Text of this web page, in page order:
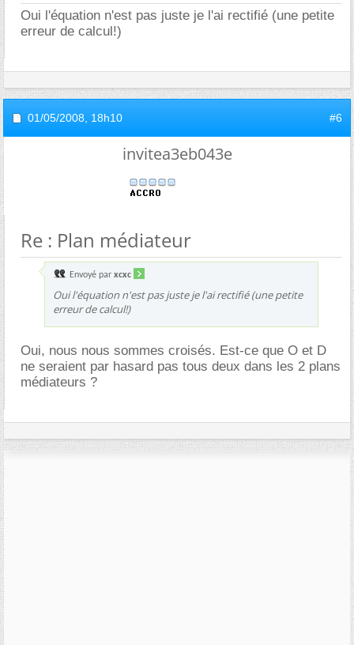
Oui l'équation n'est pas juste je l'ai rectifié (une petite
erreur de calcul!)
01/05/2008, 18h10 #6
invitea3eb043e
Re : Plan médiateur
Envoyé par xcxc
Oui l'équation n'est pas juste je l'ai rectifié (une petite
erreur de calcul!)
Oui, nous nous sommes croisés. Est-ce que O et D
ne seraient par hasard pas tous deux dans les 2 plans
médiateurs ?